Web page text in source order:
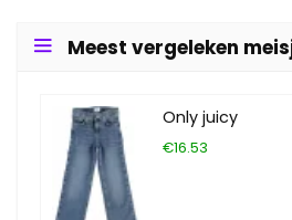
Meest vergeleken
Only juicy
€16.53